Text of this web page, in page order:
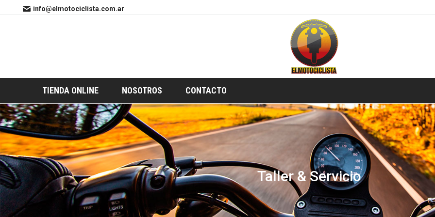
info@elmotociclista.com.ar
TIENDA ONLINE NOSOTROS CONTACTO
Taller & Servicio